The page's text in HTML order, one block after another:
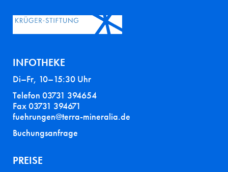
INFOTHEKE
Di–Fr, 10–15:30 Uhr
Telefon 03731 394654
Fax 03731 394671
fuehrungen@terra-mineralia.de
Buchungsanfrage
PREISE